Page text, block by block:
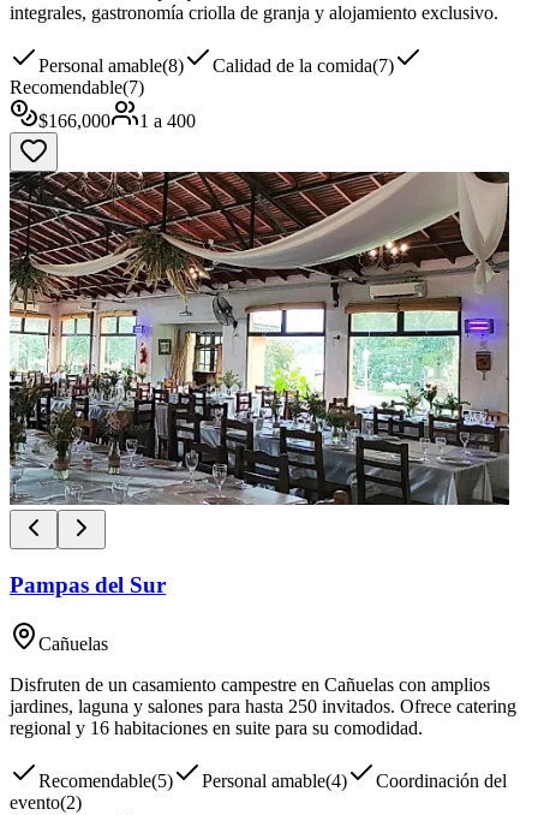
integrales, gastronomía criolla de granja y alojamiento exclusivo.
Personal amable(8) Calidad de la comida(7)
Recomendable(7)
$166,000 1 a 400
Pampas del Sur
Cañuelas
Disfruten de un casamiento campestre en Cañuelas con amplios
jardines, laguna y salones para hasta 250 invitados. Ofrece catering
regional y 16 habitaciones en suite para su comodidad.
Recomendable(5) Personal amable(4)
Coordinación del
evento(2)